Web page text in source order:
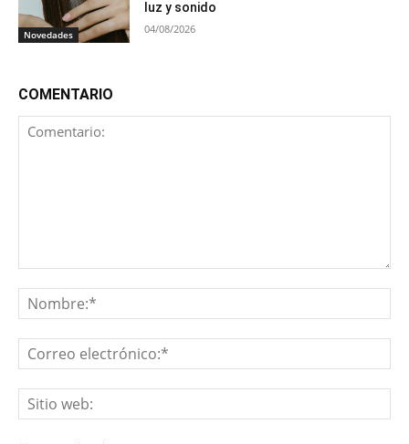
Novedades
luz y sonido
04/08/2026
COMENTARIO